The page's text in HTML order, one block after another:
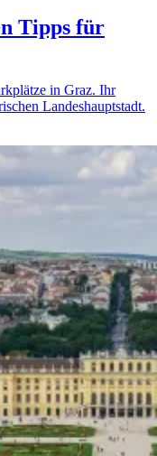
Tipps für
in Graz. Ihr
Landeshauptstadt.